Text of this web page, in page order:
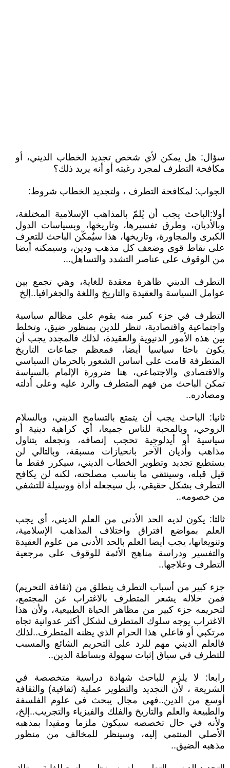
سؤال: هل يمكن لأي شخص تجديد الخطاب الديني، أو
مكافحة التطرف لمجرد رغبته أو أنه يريد ذلك؟
الجواب: لمكافحة التطرف ، ولتجديد الخطاب شروط:
أولا:الباحث يجب أن يُلمّ بالمذاهب الإسلامية المختلفة،
وبالأديان، وطرق تفسيرها، وتاريخها، وبسياسات الدول
الكبرى والمجاورة، وتاريخها، هذا سيُمكّن الباحث للتعرف
على نقاط قوى وضعف كل مذهب ودين، وسيمكنه أيضا
من الوقوف على عناصر التشدد والتساهل...
التطرف الديني ظاهرة معقدة للغاية، وهي تجمع بين
عوامل السياسة والعقيدة والتاريخ واللغة والجغرافيا..إلخ
التطرف في جزء كبير منه يقوم على مظالم سياسية
واجتماعية واقتصادية، تنظر للدين بمنظور ضيق، وتخلط
بين هذه الأمور الدنيوية والعقيدة، لذلك فالمجدد يجب أن
يكون باحثا سياسيا أيضا، فمعظم جماعات التاريخ
المتطرفة قامت على أساس الشعور بالحرمان السياسي
والاقتصادي والاجتماعي، هنا ضرورة الإلمام بالسياسة
تمكن الباحث من فهم المتطرف والرد عليه وعلى أدلته
ومصادره..
ثانيا: الباحث يجب أن يتمتع بالتسامح الديني، وبالسلام
الروحي، وبالمحبة للناس جميعا، أي كراهية دينية أو
سياسية أو أيدلوجية تحجب إنصافه، وتجعله يتناول
مذاهب وأديان الآخر بانحيازات مسبقة، وبالتالي لن
يستطيع تجديد وتطوير الخطاب الديني، سيكرر فقط ما
قيل قبله، وسينتقي ما يناسب مصلحته، لكنه لن يكافح
التطرف بشكل حقيقي، بل سيجعله أداة ووسيلة للتشفي
من خصومه..
ثالثا: يكون لديه الحد الأدنى من العلم الديني، أي يجب
العلم بمواضع افتراق واختلاف المذاهب الإسلامية،
وتنويعاتها، يجب أيضا العلم بالحد الأدنى من علوم العقيدة
والتفسير ودراسة مناهج الأئمة للوقوف على مرجعية
التطرف وعلاجها..
جزء كبير من أسباب التطرف ينطلق من (ثقافة التحريم)
فمن خلاله يشعر المتطرف بالاغتراب عن المجتمع،
لتحريمه جزء كبير من مظاهر الحياة الطبيعية، ولأن هذا
الاغتراب يوجه سلوك المتطرف لشكل أكثر عدوانية تجاه
مرتكبي أو فاعلي هذا الحرام الذي يظنه المتطرف..لذلك
فالعلم الديني مهم للرد على التحريم الشائع والمسبب
للتطرف في سياق إثبات سهولة وبساطة الدين..
رابعا: لا يلزم للباحث شهادة دراسية متخصصة في
الشريعة ، لأن التجديد والتطوير عملية (ثقافية) والثقافة
أوسع من الدين..فهي مجال يبحث في علوم الفلسفة
والطبيعة والعلم والتاريخ والفلك والفيزياء والتجريب..إلخ،
ولأنه في حال تخصصه سيكون ملزما ومقيدا بمذهبه
الأصلي المنتمي إليه، وسينظر للمخالف من منظور
مذهبه الضيق..